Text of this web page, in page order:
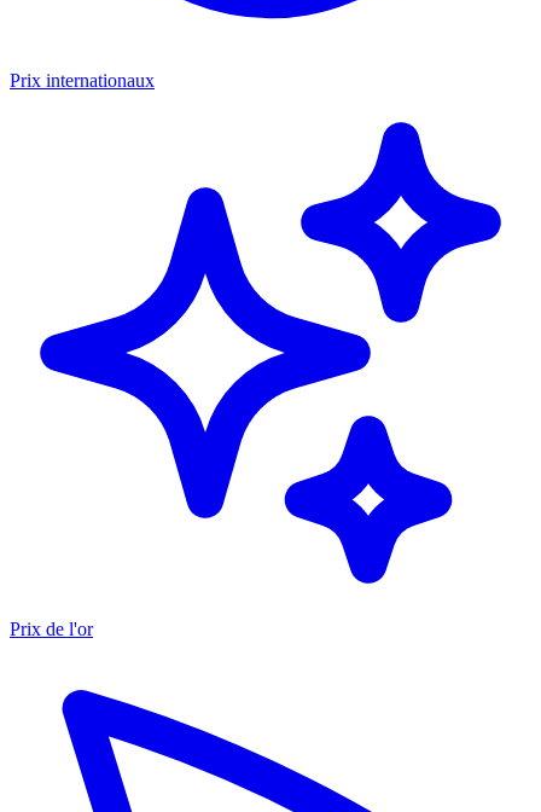
Prix internationaux
Prix de l'or